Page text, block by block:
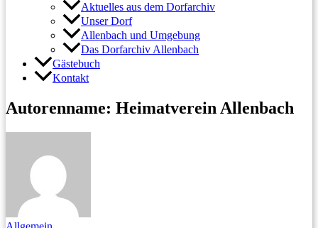
Aktuelles aus dem Dorfarchiv
Unser Dorf
Allenbach und Umgebung
Das Dorfarchiv Allenbach
Gästebuch
Kontakt
Autorenname: Heimatverein Allenbach